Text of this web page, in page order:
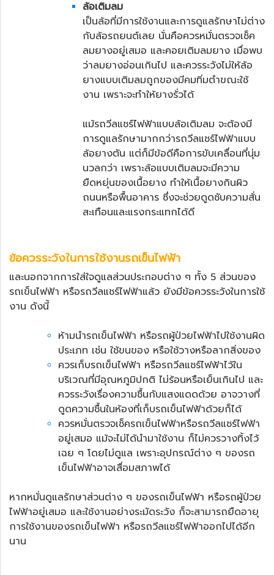
ล้อเติมลม
เป็นล้อที่มีการใช้งานและการดูแลรักษาไม่ต่าง
กับล้อรถยนต์เลย นั่นคือควรหมั่นตรวจเช็ค
ลมยางอยู่เสมอ และคอยเติมลมยาง เมื่อพบ
ว่าลมยางอ่อนเกินไป และควรระวังไม่ให้ล้อ
ยางแบบเติมลมถูกของมีคมทิ่มตำขณะใช้
งาน เพราะจะทำให้ยางรั่วได้
แม้รถวีลแชร์ไฟฟ้าแบบล้อเติมลม จะต้องมี
การดูแลรักษามากกว่ารถวีลแชร์ไฟฟ้าแบบ
ล้อยางตัน แต่ก็มีข้อดีคือการขับเคลื่อนที่นุ่ม
นวลกว่า เพราะล้อแบบเติมลมจะมีความ
ยืดหยุ่นของเนื้อยาง ทำให้เนื้อยางกินผิว
ถนนหรือพื้นอาคาร ซึ่งจะช่วยดูดซับความสั่น
สะเทือนและแรงกระแทกได้ดี
ข้อควรระวังในการใช้งานรถเข็นไฟฟ้า
และนอกจากการใส่ใจดูแลส่วนประกอบต่าง ๆ ทั้ง 5 ส่วนของ
รถเข็นไฟฟ้า หรือรถวีลแชร์ไฟฟ้าแล้ว ยังมีข้อควรระวังในการใช้
งาน ดังนี้
ห้ามนำรถเข็นไฟฟ้า หรือรถผู้ป่วยไฟฟ้าไปใช้งานผิด
ประเภท เช่น ใช้ขนของ หรือใช้วางหรือลากสิ่งของ
ควรเก็บรถเข็นไฟฟ้า หรือรถวีลแชร์ไฟฟ้าไว้ใน
บริเวณที่มีอุณหภูมิปกติ ไม่ร้อนหรือเย็นเกินไป และ
ควรระวังเรื่องความชื้นกับแสงแดดด้วย อาจวางที่
ดูดความชื้นในห้องที่เก็บรถเข็นไฟฟ้าด้วยก็ได้
ควรหมั่นตรวจเช็ครถเข็นไฟฟ้าหรือรถวีลแชร์ไฟฟ้า
อยู่เสมอ แม้จะไม่ได้นำมาใช้งาน ก็ไม่ควรวางทิ้งไว้
เฉย ๆ โดยไม่ดูแล เพราะอุปกรณ์ต่าง ๆ ของรถ
เข็นไฟฟ้าอาจเสื่อมสภาพได้
หากหมั่นดูแลรักษาส่วนต่าง ๆ ของรถเข็นไฟฟ้า หรือรถผู้ป่วย
ไฟฟ้าอยู่เสมอ และใช้งานอย่างระมัดระวัง ก็จะสามารถยืดอายุ
การใช้งานของรถเข็นไฟฟ้า หรือรถวีลแชร์ไฟฟ้าออกไปได้อีก
นาน